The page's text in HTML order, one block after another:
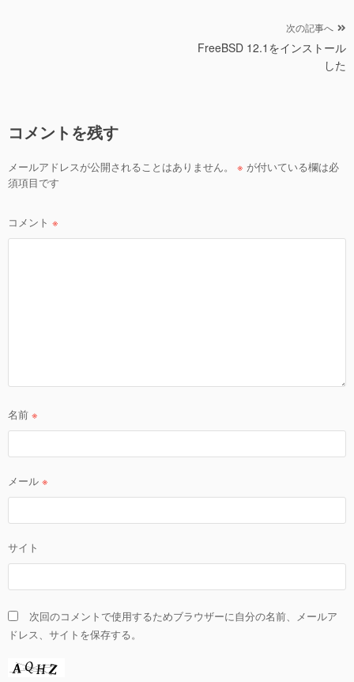
ー
シ
ョ
次の記事へ
FreeBSD 12.1をインストール
した
コメントを残す
メールアドレスが公開されることはありません。 ※ が付いている欄は必
須項目です
コメント ※
名前 ※
メール ※
サイト
次回のコメントで使用するためブラウザーに自分の名前、メールア
ドレス、サイトを保存する。